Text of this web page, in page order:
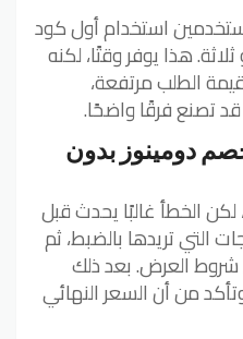
استخدام أول كود
هذا يوفر وقتًا، لكنه
قيمة الطلب مرتفعة،
تصنع فرقًا واضحًا.
دومينوز بدون
الخطأ غالبًا يحدث قبل
التي تريدها بالضبط، ثم
شروط العرض. بعد ذلك
من أن السعر النهائي